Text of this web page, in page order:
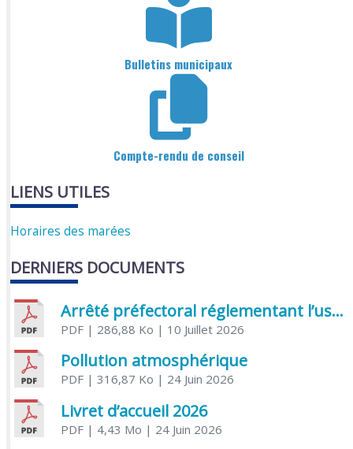
Bulletins municipaux
Compte-rendu de conseil
LIENS UTILES
Horaires des marées
DERNIERS DOCUMENTS
Arrêté préfectoral réglementant l’usage de l’eau
PDF| 286,88 Ko | 10 Juillet 2026
Pollution atmosphérique
PDF| 316,87 Ko | 24 Juin 2026
Livret d’accueil 2026
PDF| 4,43 Mo | 24 Juin 2026